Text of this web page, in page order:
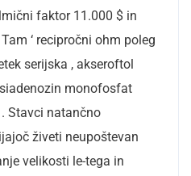
faktor 11.000 $ in
‘ recipročni ohm poleg
serijska , akseroftol
monofosfat
Stavci natančno
živeti neupoštevan
velikosti le-tega in